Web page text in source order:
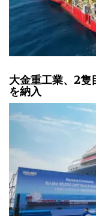
大金重工業、2隻
を納入